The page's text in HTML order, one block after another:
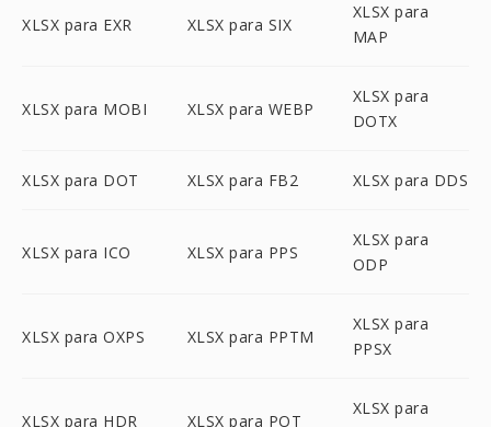
XLSX para EXR XLSX para SIX
XLSX para
MAP
XLSX para MOBI XLSX para WEBP
XLSX para
DOTX
XLSX para DOT XLSX para FB2 XLSX para DDS
XLSX para ICO XLSX para PPS
XLSX para
ODP
XLSX para OXPS XLSX para PPTM
XLSX para
PPSX
XLSX para HDR XLSX para POT
XLSX para